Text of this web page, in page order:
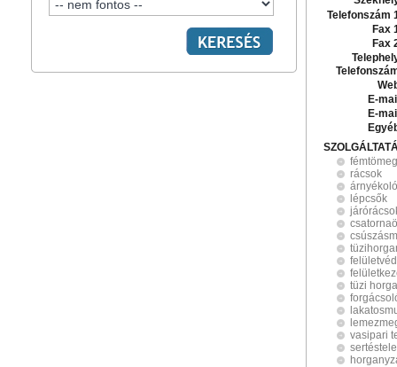
Telefonszám
Fax
Fax
E-
E-
rácsok
lépcsők
tüzi
vasipari